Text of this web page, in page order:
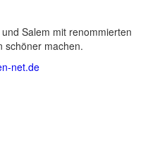
Salem mit renommierten
schöner machen.
net.de